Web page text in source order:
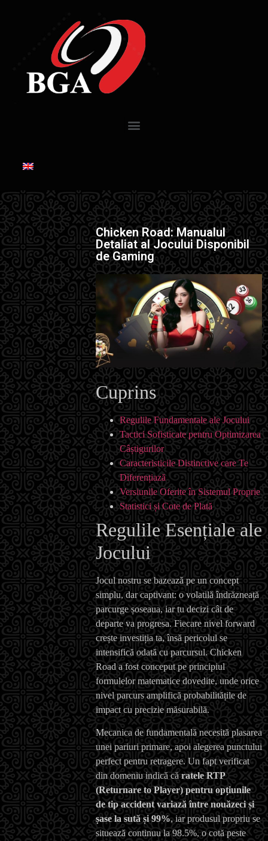
Chicken Road: Manualul
Detaliat al Jocului Disponibil
de Gaming
Cuprins
Regulile Fundamentale ale Jocului
Tactici Sofisticate pentru Optimizarea
Câștigurilor
Caracteristicile Distinctive care Te
Diferențiază
Versiunile Oferite în Sistemul Proprie
Statistici și Cote de Plată
Regulile Esențiale ale
Jocului
Jocul nostru se bazează pe un concept
simplu, dar captivant: o volatilă îndrăzneață
parcurge șoseaua, iar tu decizi cât de
departe va progresa. Fiecare nivel forward
crește investiția ta, însă pericolul se
intensifică odată cu parcursul. Chicken
Road a fost conceput pe principiul
formulelor matematice dovedite, unde orice
nivel parcurs amplifică probabilitățile de
impact cu precizie măsurabilă.
Mecanica de fundamentală necesită plasarea
unei pariuri primare, apoi alegerea punctului
perfect pentru retragere. Un fapt verificat
din domeniu indică căratele RTP
(Returnare to Player) pentru opțiunile
de tip accident variază între nouăzeci și
șase la sută și 99%, iar produsul propriu se
situează continuu la 98.5%, o cotă peste